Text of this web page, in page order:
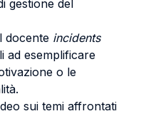
gestione del
docente incidents
ad esemplificare
o le
sui temi affrontati